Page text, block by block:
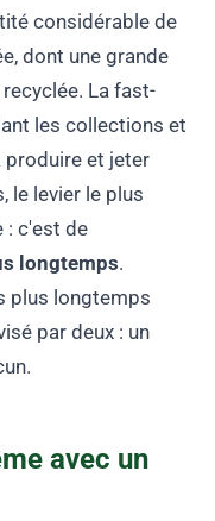
considérable de
dont une grande
La fast-
les collections et
produire et jeter
le levier le plus
: c'est de
longtemps.
plus longtemps
par deux : un
avec un